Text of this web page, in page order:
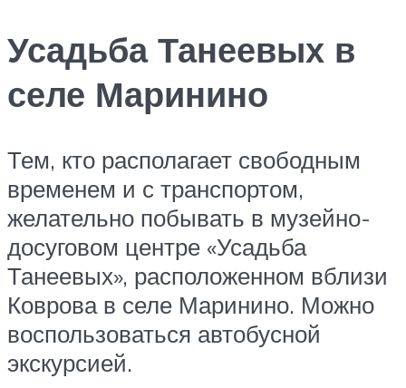
Усадьба Танеевых в
селе Маринино
Тем, кто располагает свободным
временем и с транспортом,
желательно побывать в музейно-
досуговом центре «Усадьба
Танеевых», расположенном вблизи
Коврова в селе Маринино. Можно
воспользоваться автобусной
экскурсией.